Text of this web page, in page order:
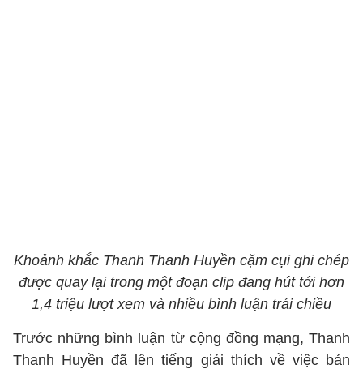
Khoảnh khắc Thanh Thanh Huyền cặm cụi ghi chép
được quay lại trong một đoạn clip đang hút tới hơn
1,4 triệu lượt xem và nhiều bình luận trái chiều
Trước những bình luận từ cộng đồng mạng, Thanh
Thanh Huyền đã lên tiếng giải thích về việc bản